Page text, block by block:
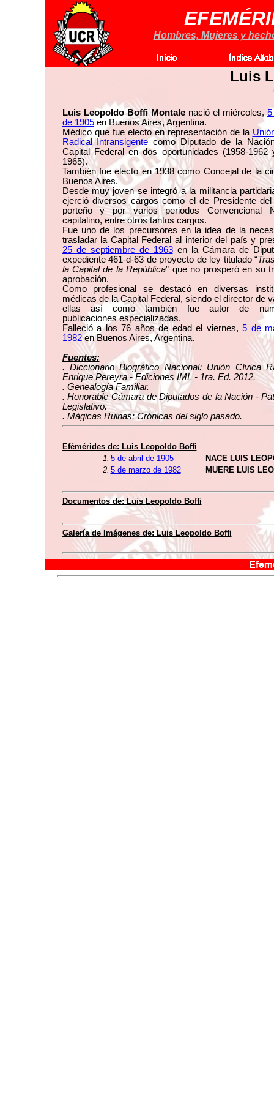
Hombres, Mujeres y
Luis
Luis Leopoldo Boffi Montalenació el miércoles, 5
de 1905en Buenos Aires, Argentina.
Médico que fue electo en representación de la
Radical Intransigentecomo Diputado de la
Capital Federal en dos oportunidades (1958-1962
1965).
También fue electo en 1938 como Concejal de la
Buenos Aires.
Desde muy joven se integró a la militancia
ejerció diversos cargos como el de Presidente del
porteño y por varios periodos Convencional
capitalino, entre otros tantos cargos.
Fue uno de los precursores en la idea de la
trasladar la Capital Federal al interior del país y
25 de septiembre de 1963en la Cámara de
expediente 461-d-63 de proyecto de ley titulado “
la Capital de la República” que no prosperó en su
aprobación.
Como profesional se destacó en diversas
médicas de la Capital Federal, siendo el director de
ellas así como también fue autor de
publicaciones especializadas.
Falleció a los 76 años de edad el viernes, 5 de
1982en Buenos Aires, Argentina.
Fuentes:
. Diccionario Biográfico Nacional: Unión Cívica
Enrique Pereyra - Ediciones IML - 1ra. Ed. 2012.
. Genealogía Familiar.
. Honorable Cámara de Diputados de la Nación -
Legislativo.
. Mágicas Ruinas: Crónicas del siglo pasado.
Efémérides de: Luis Leopoldo Boffi
1. 5 de abril de 1905
NACE LUIS
2. 5 de marzo de 1982 MUERE LUIS
Documentos de: Luis Leopoldo Boffi
Galería de Imágenes de: Luis Leopoldo Boffi